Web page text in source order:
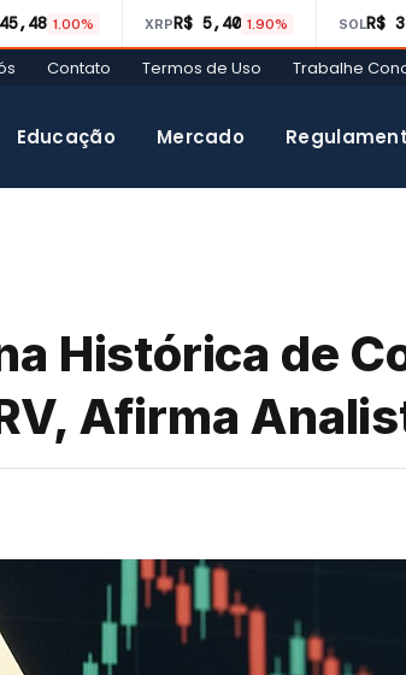
1.00% XRPR$ 5,40 1.90% SOLR$
Contato Termos de Uso Trabalhe
Educação Mercado
Histórica de
Afirma